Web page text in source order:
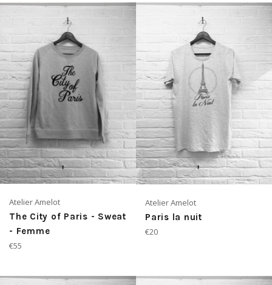
Atelier Amelot
The City of Paris - Sweat
- Femme
Prix
€55
Atelier Amelot
Paris la nuit
Prix
€20